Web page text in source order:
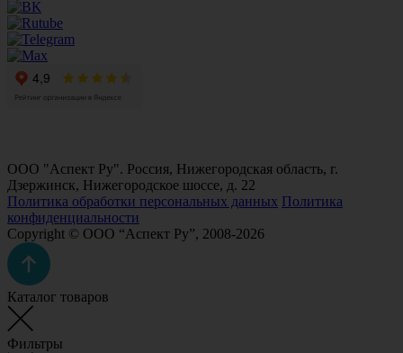
ООО "Аспект Ру". Россия, Нижегородская область, г.
Дзержинск, Нижегородское шоссе, д. 22
Политика обработки персональных данных Политика
конфиденциальности
Copyright © ООО “Аспект Ру”, 2008-2026
Каталог товаров
Фильтры